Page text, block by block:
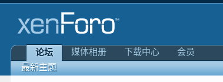
论坛
最新主题
媒体相册 下载中心 会员